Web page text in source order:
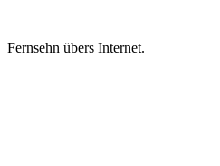
Fernsehn übers Internet.